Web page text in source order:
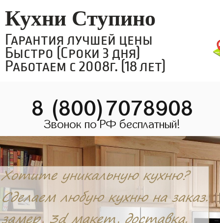
Кухни Ступино
Гарантия лучшей цены
Быстро (Сроки 3 дня)
Работаем с 2008г. (18 лет)
8 (800)7078908
Звонок по РФ бесплатный!